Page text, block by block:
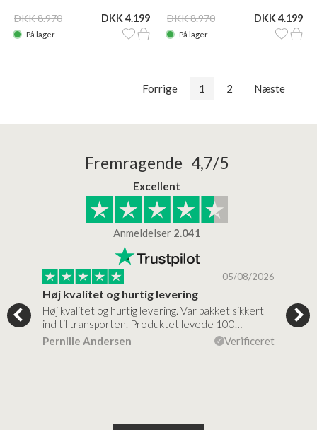
DKK 8.970 DKK 4.199
På lager
DKK 8.970 DKK 4.199
På lager
Forrige 1 2 Næste
Fremragende 4,7/5
Excellent
Anmeldelser 2.041
05/08/2026
Høj kvalitet og hurtig levering
Høj kvalitet og hurtig levering. Var pakket sikkert
ind til transporten. Produktet levede 100…
Pernille Andersen
Verificeret